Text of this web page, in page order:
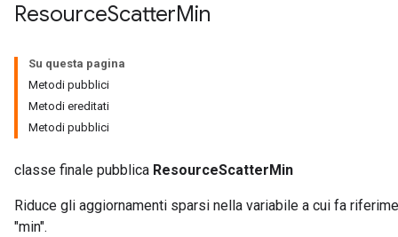
ResourceScatterMin
Su questa pagina
Metodi pubblici
Metodi ereditati
Metodi pubblici
classe finale pubblica ResourceScatterMin
Riduce gli aggiornamenti sparsi nella variabile a cui fa
"min".